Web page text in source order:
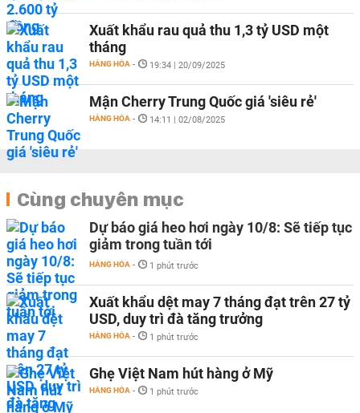
Xuất khẩu rau quả thu 1,3 tỷ USD một
tháng
HÀNG HÓA - 19:34 | 20/09/2025
Mận Cherry Trung Quốc giá 'siêu rẻ'
HÀNG HÓA - 14:11 | 02/08/2025
Cùng chuyên mục
Dự báo giá heo hơi ngày 10/8: Sẽ tiếp tục
giảm trong tuần tới
HÀNG HÓA - 1 phút trước
Xuất khẩu dệt may 7 tháng đạt trên 27 tỷ
USD, duy trì đà tăng trưởng
HÀNG HÓA - 1 phút trước
Ghẹ Việt Nam hút hàng ở Mỹ
HÀNG HÓA - 1 phút trước